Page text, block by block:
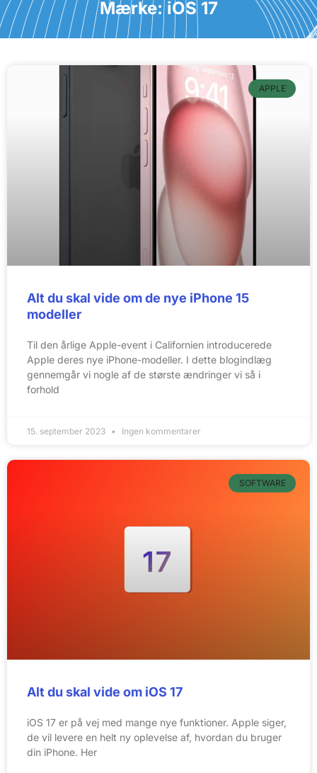
Mærke: iOS 17
APPLE
Alt du skal vide om de nye iPhone 15
modeller
Til den årlige Apple-event i Californien introducerede
Apple deres nye iPhone-modeller. I dette blogindlæg
gennemgår vi nogle af de største ændringer vi så i
forhold
15. september 2023 Ingen kommentarer
SOFTWARE
Alt du skal vide om iOS 17
iOS 17 er på vej med mange nye funktioner. Apple siger,
de vil levere en helt ny oplevelse af, hvordan du bruger
din iPhone. Her